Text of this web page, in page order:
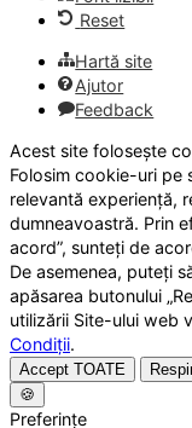
Reset
Hartă site
Ajutor
Feedback
Acest site folosește
Folosim cookie-uri pe
relevantă experiență,
dumneavoastră. Prin
acord”, sunteți de
De asemenea, puteți
apăsarea butonului
utilizării Site-ului web
Condiții.
Accept TOATE
🍪
Preferințe